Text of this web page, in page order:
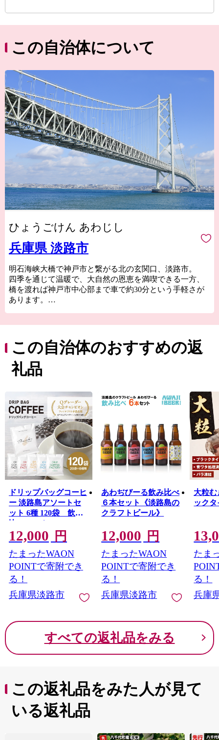
この自治体について
ひょうごけん あわじし
兵庫県 淡路市
明石海峡大橋で神戸市と繋がる北の玄関口、淡路市。
四季を通じて温暖で、大自然の恩恵を満喫できる一方、
橋を渡れば神戸市中心部まで車で約30分という手軽さが
あります。
を献上した「御食国」と呼ばれており、四方を囲む海は
豊かな海産物を、温暖な気候は滋味あふれる農作物を育
てました。生産量日本一を誇る線香をはじめ、淡路ビー
フや淡路島玉ねぎ、カーネーションなどは「淡路ブラン
【淡路市夢と未来へのふるさと寄附金の活用報告につい
て】
令和６年度に淡路市夢と未来へのふるさと寄付金を活用
して実施した事業について、ご報告いたします。
詳細は下記をご確認ください。
https://www.city.awaji.lg.jp/uploaded/life/52844_175011_misc.pdf
この自治体のおすすめの返
礼品
ドリップバッグコーヒ
ー 淡路島アソートセ
ット 6種 120袋 飲み
比べ コーヒー
12,000 円
たまったWAON
POINTで寄附でき
る！
兵庫県淡路市
あわぢびーる飲み比べ
６本セット《淡路島の
クラフトビール》
12,000 円
たまったWAON
POINTで寄附でき
る！
兵庫県淡路市
大粒む
ック
たま
る！
兵庫
すべての返礼品をみる
この返礼品をみた人が見て
いる返礼品